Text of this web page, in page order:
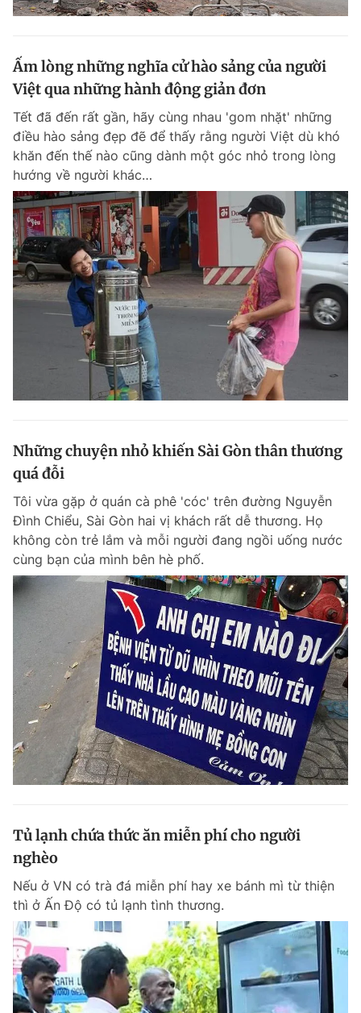
Ấm lòng những nghĩa cử hào sảng của người
Việt qua những hành động giản đơn
Tết đã đến rất gần, hãy cùng nhau 'gom nhặt' những
điều hào sảng đẹp đẽ để thấy rằng người Việt dù khó
khăn đến thế nào cũng dành một góc nhỏ trong lòng
hướng về người khác…
Những chuyện nhỏ khiến Sài Gòn thân thương
quá đỗi
Tôi vừa gặp ở quán cà phê 'cóc' trên đường Nguyễn
Đình Chiểu, Sài Gòn hai vị khách rất dễ thương. Họ
không còn trẻ lắm và mỗi người đang ngồi uống nước
cùng bạn của mình bên hè phố.
Tủ lạnh chứa thức ăn miễn phí cho người
nghèo
Nếu ở VN có trà đá miễn phí hay xe bánh mì từ thiện
thì ở Ấn Độ có tủ lạnh tình thương.